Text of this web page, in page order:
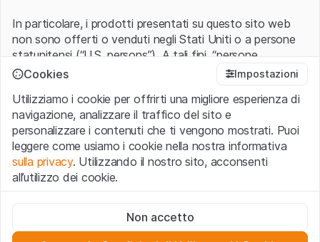
In particolare, i prodotti presentati su questo sito web
non sono offerti o venduti negli Stati Uniti o a persone
statunitensi (“U.S. persons”). A tali fini, “persone
statunitensi” vanno intese nel significato ad esse ascritto
1933 che include le persone residenti negli Stati Uniti
d’America, le società per azioni e le altre forme societarie
americane.
Condizioni di utilizzo e informazioni legali
Con l’accesso al sito web (di seguito, il “Sito”) si dichiara
avvertenze importanti e le condizioni di utilizzo ivi rese
Cookies Impostazioni
Utilizziamo i cookie per offrirti una migliore esperienza di
navigazione, analizzare il traffico del sito e
personalizzare i contenuti che ti vengono mostrati. Puoi
leggere come usiamo i cookie nella nostra informativa
sulla privacy. Utilizzando il nostro sito, acconsenti
all’utilizzo dei cookie.
Questi cookie sono necessari per il funzionamento del sito
web e non possono essere disattivati.
Non accetto